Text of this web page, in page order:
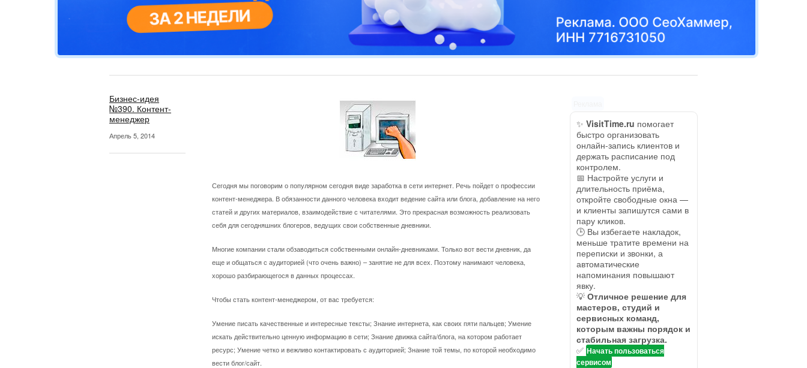
Бизнес-идея
№390. Контент-
менеджер
Апрель 5, 2014
Сегодня мы поговорим о популярном сегодня виде заработка в сети интернет. Речь пойдет о профессии
контент-менеджера. В обязанности данного человека входит ведение сайта или блога, добавление на него
статей и других материалов, взаимодействие с читателями. Это прекрасная возможность реализовать
себя для сегодняшних блогеров, ведущих своисобственные дневники.
Многие компании стали обзаводиться собственными онлайн-дневниками. Только вот вести дневник, да
еще и общаться с аудиторией (что очень важно) – занятие не для всех. Поэтому нанимают человека,
хорошо разбирающегося в данных процессах.
Чтобы стать контент-менеджером, от вас требуется:
Умение писать качественные и интересные тексты; Знание интернета, как своих пяти пальцев; Умение
искать действительно ценную информацию в сети; Знание движка сайта/блога, на котором работает
ресурс; Умение четко и вежливо контактировать с аудиторией; Знание той темы, по которой необходимо
вести блог/сайт.
✨VisitTime.ru помогает
быстро организовать
онлайн-запись клиентов и
держать расписание под
контролем.
📅 Настройте услуги и
длительность приёма,
откройте свободные окна —
и клиенты запишутся сами в
пару кликов.
🕒 Вы избегаете накладок,
меньше тратите времени на
переписки и звонки, а
автоматические
напоминания повышают
явку.
💡Отличное решение для
мастеров, студий и
сервисных команд,
которым важны порядок и
стабильная загрузка.
✅Начать пользоваться
сервисом